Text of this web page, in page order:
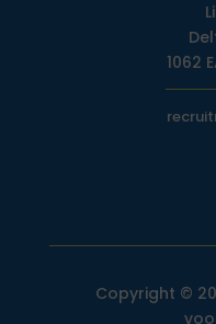
1062
Copyright ©